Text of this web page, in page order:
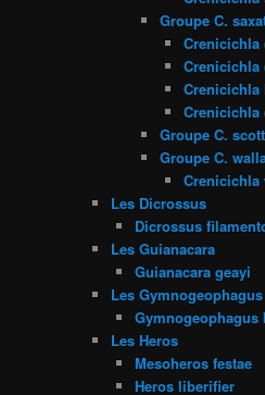
Groupe C.
Crenicichla
Crenicichla
Crenicichla
Crenicichla
Groupe C.
Groupe C.
Les Dicrossus
Dicrossus
Les Guianacara
Guianacara geayi
Les Gymnogeophagus
Gymnogeophagus
Les Heros
Mesoheros festae
Heros liberifier